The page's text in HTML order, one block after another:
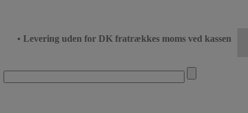
• Levering uden for DK fratrækkes moms ved kassen